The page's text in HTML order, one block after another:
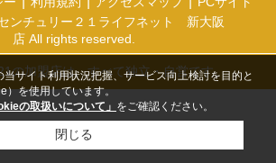
ンチュリー２１ライフネット 新大阪
店 All rights reserved.
の加盟店は、すべて独立・自営です。
サイト利用状況把握、サービス向上検討を目的と
）を使用しています。
の取扱いについて」 をご確認ください。
閉じる